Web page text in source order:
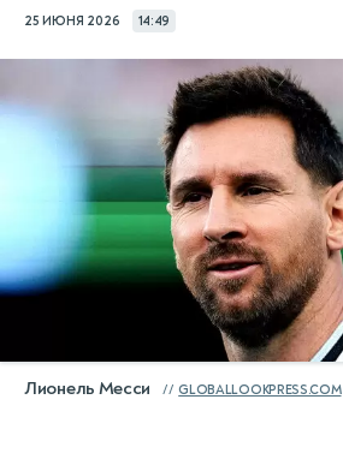
25 ИЮНЯ 2026 14:49
Лионель Месси GLOBALLOOKPRESS.COM